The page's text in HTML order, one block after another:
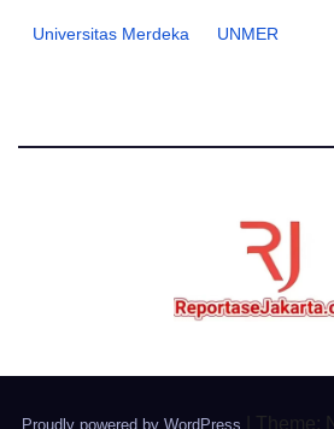
Universitas Merdeka UNMER
Proudly powered by WordPress Theme: